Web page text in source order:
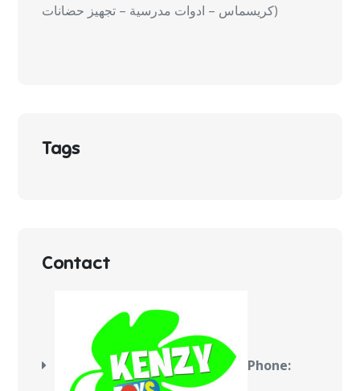
كريسماس – ادوات مدرسية – تجهيز حضانات)
Tags
Contact
Phone: